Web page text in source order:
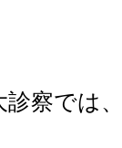
察では